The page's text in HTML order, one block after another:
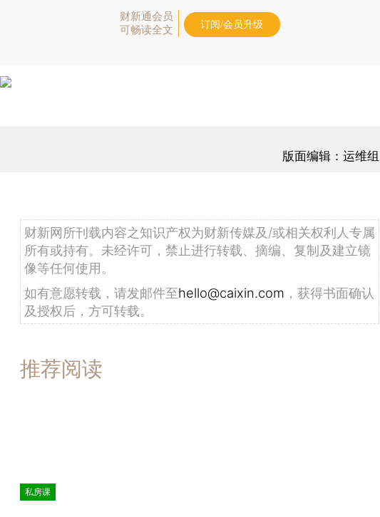
财新通会员
可畅读全文
订阅/会员升级
版面编辑：运维组
财新网所刊载内容之知识产权为财新传媒及/或相关权利人专属
所有或持有。未经许可，禁止进行转载、摘编、复制及建立镜
像等任何使用。
如有意愿转载，请发邮件至hello@caixin.com ，获得书面确认
及授权后，方可转载。
推荐阅读
私房课